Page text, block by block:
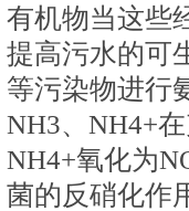
有机物当这些
提高污水的可
等污染物进行
NH3、NH4+
NH4+氧化为
菌的反硝化作